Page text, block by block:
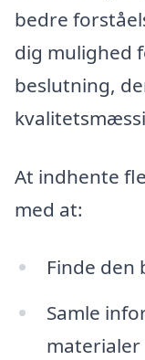
bedre
dig mulighed
beslutning,
At indhente
med at:
Finde den
Samle
materialer